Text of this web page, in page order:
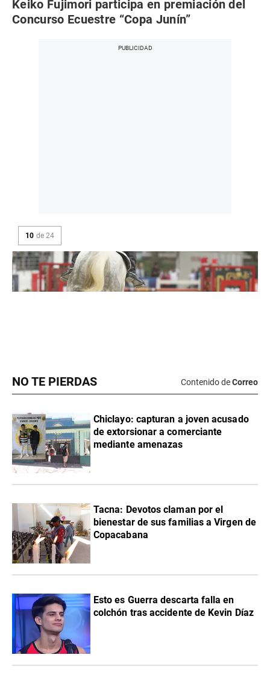
NO TE PIERDAS Contenido deCorreo
Chiclayo: capturan a joven acusado
de extorsionar a comerciante
mediante amenazas
Tacna: Devotos claman por el
bienestar de sus familias a Virgen de
Copacabana
Esto es Guerra descarta falla en
colchón tras accidente de Kevin Díaz